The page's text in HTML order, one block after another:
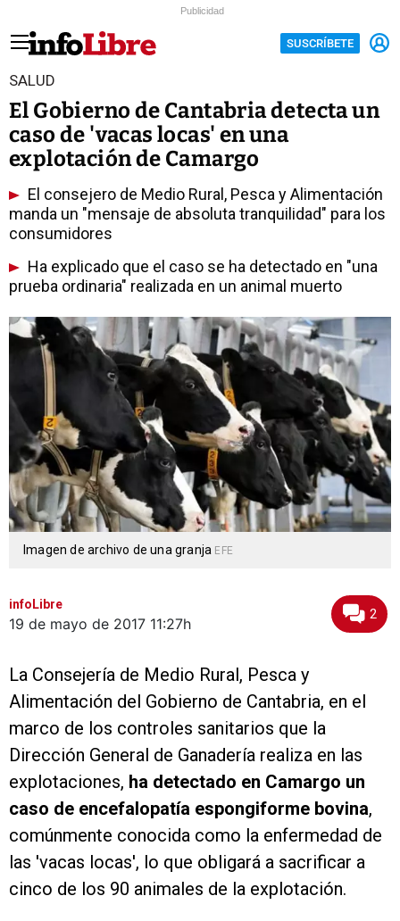
Publicidad
SUSCRÍBETE
SALUD
El Gobierno de Cantabria detecta un
caso de 'vacas locas' en una
explotación de Camargo
El consejero de Medio Rural, Pesca y Alimentación
manda un "mensaje de absoluta tranquilidad" para los
consumidores
Ha explicado que el caso se ha detectado en "una
prueba ordinaria" realizada en un animal muerto
Imagen de archivo de una granja EFE
infoLibre
19 de mayo de 2017 11:27h
2
La Consejería de Medio Rural, Pesca y
Alimentación del Gobierno de Cantabria, en el
marco de los controles sanitarios que la
Dirección General de Ganadería realiza en las
explotaciones, ha detectado en Camargo un
caso de encefalopatía espongiforme bovina,
comúnmente conocida como la enfermedad de
las 'vacas locas', lo que obligará a sacrificar a
cinco de los 90 animales de la explotación.